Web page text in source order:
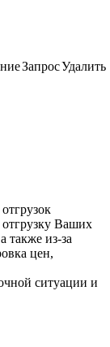
ЗапросУдалить
Ваших
также из-за
цен,
ситуации и